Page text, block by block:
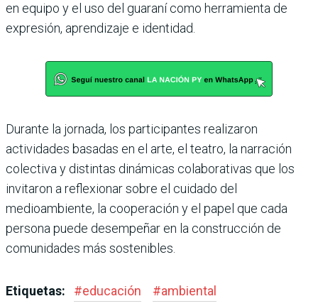
en equipo y el uso del guaraní como herramienta de
expresión, aprendizaje e identidad.
Durante la jornada, los participantes realizaron
actividades basadas en el arte, el teatro, la narración
colectiva y distintas dinámicas colaborativas que los
invitaron a reflexionar sobre el cuidado del
medioambiente, la cooperación y el papel que cada
persona puede desempeñar en la construcción de
comunidades más sostenibles.
Etiquetas: #educación #ambiental